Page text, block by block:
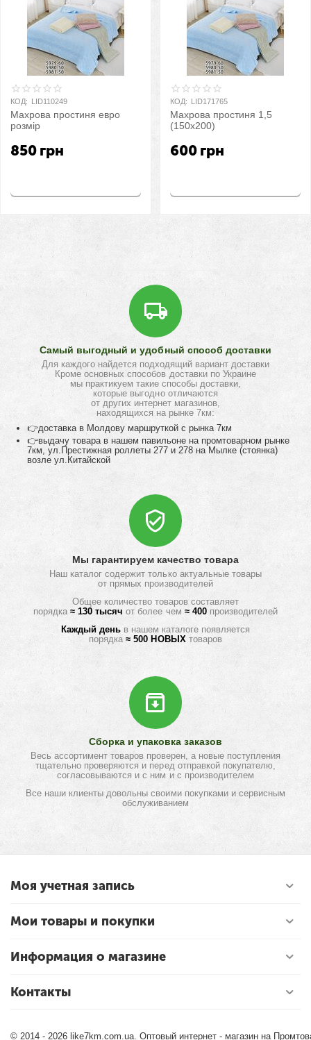
КОД: LID110249
Махрова простиня евро
розмір
850 грн
КОД: LID171765
Махрова простиня 1,5
(150х200)
600 грн
Самый выгодный и удобный способ доставки
Для каждого найдется подходящий вариант доставки
Кроме основных способов доставки по Украине
мы практикуем такие способы доставки,
которые выгодно отличаются
от других интернет магазинов,
находящихся на рынке 7км:
👉доставка в Молдову маршруткой с рынка 7км
👉выдачу товара в нашем павильоне на промтоварном рынке
7км, ул.Престижная роллеты 277 и 278 на Мылке (стоянка)
возле ул.Китайской
Мы гарантируем качество товара
Наш каталог содержит только актуальные товары
от прямых производителей
Общее количество товаров составляет
порядка≈ 130 тысяч от более чем ≈ 400 производителей
Каждый деньв нашем каталоге появляется
порядка≈ 500 НОВЫХ товаров
Сборка и упаковка заказов
Весь ассортимент товаров проверен, а новые поступления
тщательно проверяются и перед отправкой покупателю,
согласовываются и с ним и с производителем
Все наши клиенты довольны своими покупками и сервисным
обслуживанием
Моя учетная запись
Мои товары и покупки
Информация о магазине
Контакты
© 2014 - 2026 like7km.com.ua. Оптовый интернет - магазин на